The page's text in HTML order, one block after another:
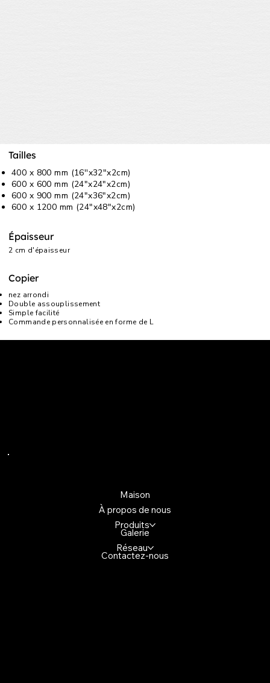
Tailles
400 x 800 mm (16''x32"x2cm)
600 x 600 mm (24"x24"x2cm)
600 x 900 mm (24"x36"x2cm)
600 x 1200 mm (24"x48"x2cm)
Épaisseur
2 cm d'épaisseur
Copier
nez arrondi
Double assouplissement
Simple facilité
Commande personnalisée en forme de L
Maison
À propos de nous
Produits
Galerie
Réseau
Contactez-nous